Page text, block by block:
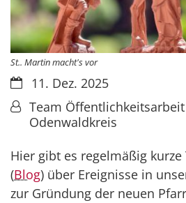
St.. Martin macht's vor
Datum:11. Dez. 2025
Von:Team
Odenwaldkreis
Hier gibt es regelmäßig
(Blog) über Ereignisse in
zur Gründung der neuen